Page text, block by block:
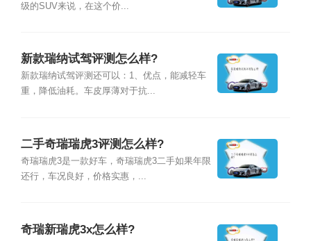
级的SUV来说，在这个价...
新款瑞纳试驾评测怎么样?
新款瑞纳试驾评测还可以：1、优点，能减轻车
重，降低油耗。车皮厚薄对于抗...
二手奇瑞瑞虎3评测怎么样?
奇瑞瑞虎3是一款好车，奇瑞瑞虎3二手如果年限
还行，车况良好，价格实惠，...
奇瑞新瑞虎3x怎么样?